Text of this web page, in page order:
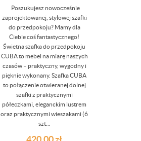
Poszukujesz nowocześnie
zaprojektowanej, stylowej szafki
do przedpokoju? Mamy dla
Ciebie coś fantastycznego!
Świetna szafka do przedpokoju
CUBA to mebel na miarę naszych
czasów – praktyczny, wygodny i
pięknie wykonany. Szafka CUBA
to połączenie otwieranej dolnej
szafki z praktycznymi
półeczkami, eleganckim lustrem
oraz praktycznymi wieszakami (6
szt...